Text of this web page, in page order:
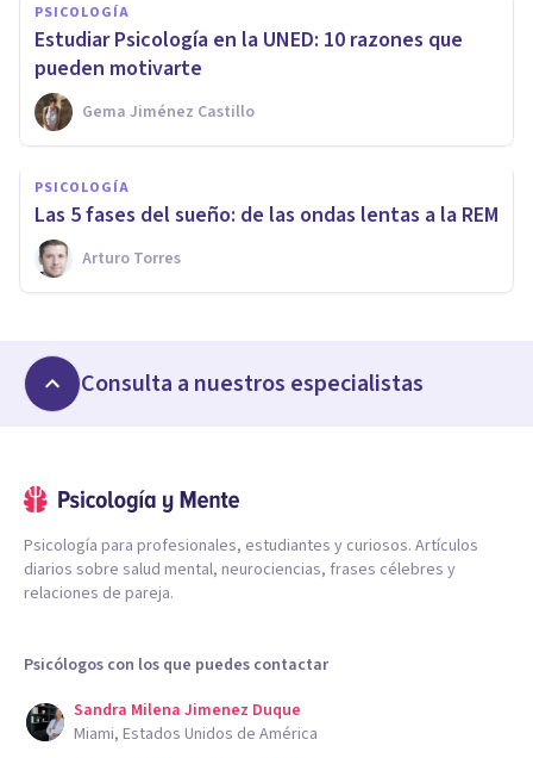
PSICOLOGÍA
​Estudiar Psicología en la UNED: 10 razones que
pueden motivarte
Gema Jiménez Castillo
PSICOLOGÍA
Las 5 fases del sueño: de las ondas lentas a la REM
Arturo Torres
Consulta a nuestros especialistas
Psicología para profesionales, estudiantes y curiosos. Artículos
diarios sobre salud mental, neurociencias, frases célebres y
relaciones de pareja.
Psicólogos con los que puedes contactar
Sandra Milena Jimenez Duque
Miami, Estados Unidos de América